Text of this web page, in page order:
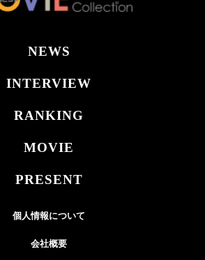
NEWS
INTERVIEW
RANKING
MOVIE
PRESENT
個人情報について
会社概要